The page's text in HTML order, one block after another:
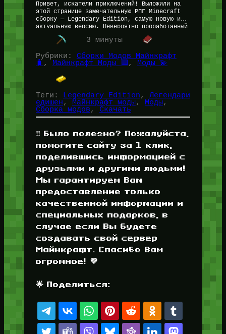
Привет, искатели приключений! Выложили на
этой странице замечательную РПГ Minecraft
сборку — Legendary Edition, самую новую и
актуальную версию. Невероятно проработанный
сюжет и квесты, 700+ новых данжей, свой
уникальный саундтрек…
3 минуты
Рубрики: Сборки Модов Майнкрафт
🧳 , Майнкрафт Моды 🟩, Моды 💫
Теги: Legendary Edition, Легендари
едишен, Майнкрафт моды, Моды
Сборка модов, Скачать
‼️ Было полезно? Пожалуйста,
помогите сайту за 1 клик,
поделившись информацией с
друзьями и другими людьми!
Мы гарантируем Вам
предоставление только
качественной информации и
специальных подарков, в
случае если Вы будете
создавать свой сервер
Майнкрафт. Спасибо Вам
огромное! 💜
🌟 Поделиться: